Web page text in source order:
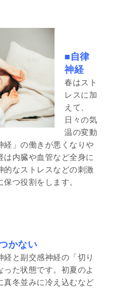
■自律
神経
春はスト
レスに加
えて、
日々の気
温の変動
経」の働きが悪くなりや
内臓や血管など全身に
的なストレスなどの刺激
つ役割をします。
かない
と副交感神経の「切り
た状態です。初夏のよ
真冬並みに冷え込むなど